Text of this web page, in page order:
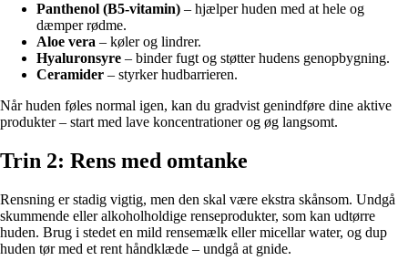
Panthenol (B5-vitamin) – hjælper huden med at hele og
dæmper rødme.
Aloe vera – køler og lindrer.
Hyaluronsyre – binder fugt og støtter hudens genopbygning.
Ceramider – styrker hudbarrieren.
Når huden føles normal igen, kan du gradvist genindføre dine aktive
produkter – start med lave koncentrationer og øg langsomt.
Trin 2: Rens med omtanke
Rensning er stadig vigtig, men den skal være ekstra skånsom. Undgå
skummende eller alkoholholdige renseprodukter, som kan udtørre
huden. Brug i stedet en mild rensemælk eller micellar water, og dup
huden tør med et rent håndklæde – undgå at gnide.